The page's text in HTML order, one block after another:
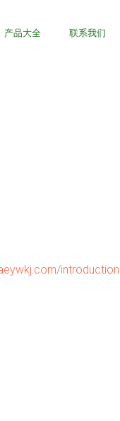
产品大全 联系我们